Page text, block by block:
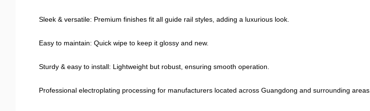
Sleek & versatile: Premium finishes fit all guide rail styles, adding a luxurious look.
Easy to maintain: Quick wipe to keep it glossy and new.
Sturdy & easy to install: Lightweight but robust, ensuring smooth operation.
Professional electroplating processing for manufacturers located across Guangdong and surrounding areas.